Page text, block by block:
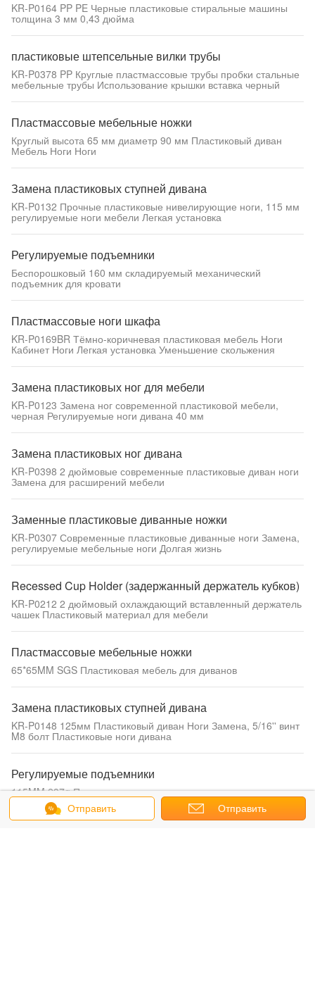
KR-P0164 PP PE Черные пластиковые стиральные машины
толщина 3 мм 0,43 дюйма
пластиковые штепсельные вилки трубы
KR-P0378 PP Круглые пластмассовые трубы пробки стальные
мебельные трубы Использование крышки вставка черный
Пластмассовые мебельные ножки
Круглый высота 65 мм диаметр 90 мм Пластиковый диван
Мебель Ноги Ноги
Замена пластиковых ступней дивана
KR-P0132 Прочные пластиковые нивелирующие ноги, 115 мм
регулируемые ноги мебели Легкая установка
Регулируемые подъемники
Беспорошковый 160 мм складируемый механический
подъемник для кровати
Пластмассовые ноги шкафа
KR-P0169BR Тёмно-коричневая пластиковая мебель Ноги
Кабинет Ноги Легкая установка Уменьшение скольжения
Замена пластиковых ног для мебели
KR-P0123 Замена ног современной пластиковой мебели,
черная Регулируемые ноги дивана 40 мм
Замена пластиковых ног дивана
KR-P0398 2 дюймовые современные пластиковые диван ноги
Замена для расширений мебели
Заменные пластиковые диванные ножки
KR-P0307 Современные пластиковые диванные ноги Замена,
регулируемые мебельные ноги Долгая жизнь
Recessed Cup Holder (задержанный держатель кубков)
KR-P0212 2 дюймовый охлаждающий вставленный держатель
чашек Пластиковый материал для мебели
Пластмассовые мебельные ножки
65*65MM SGS Пластиковая мебель для диванов
Замена пластиковых ступней дивана
KR-P0148 125мм Пластиковый диван Ноги Замена, 5/16'' винт
M8 болт Пластиковые ноги дивана
Регулируемые подъемники
115MM 237g Прочные под регулируемыми подъемниками
ноги Отправить Отправить